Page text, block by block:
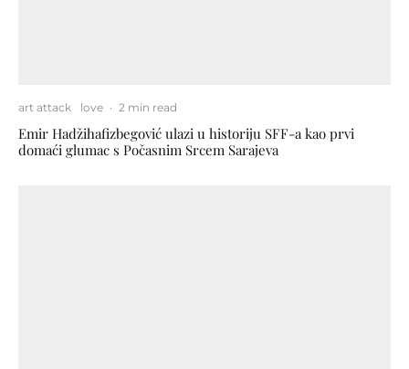
art attack love · 2 min read
Emir Hadžihafizbegović ulazi u historiju SFF-a kao prvi
domaći glumac s Počasnim Srcem Sarajeva